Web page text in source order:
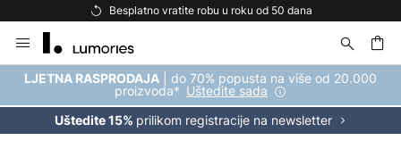
Besplatno vratite robu u roku od 50 dana
to
Content
LJETNA RASPRODAJA | do 70% popusta na više od 20.000
proizvoda* Uštedite sada
Uštedite 15% prilikom registracije na newsletter